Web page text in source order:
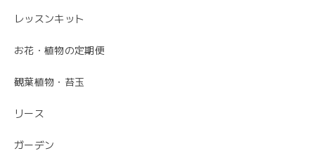
レッスンキット
お花・植物の定期便
観葉植物・苔玉
リース
ガーデン
お願いします。 岩岡